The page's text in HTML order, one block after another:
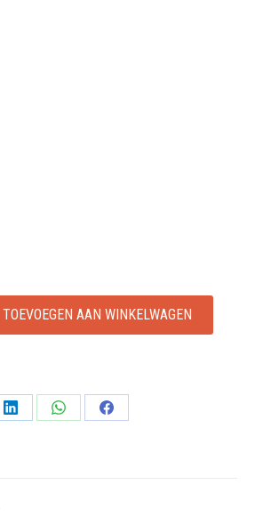
TOEVOEGEN AAN WINKELWAGEN
Share
Share
Share